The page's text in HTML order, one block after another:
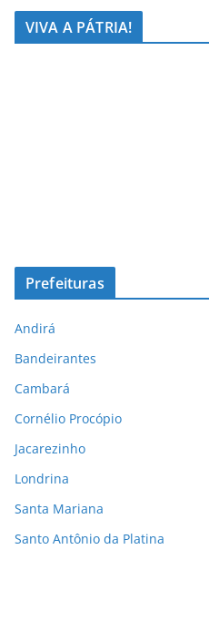
VIVA A PÁTRIA!
Prefeituras
Andirá
Bandeirantes
Cambará
Cornélio Procópio
Jacarezinho
Londrina
Santa Mariana
Santo Antônio da Platina